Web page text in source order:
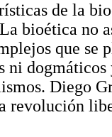
de la
bioética no
que se
ni dogmáticos
Diego
revolución